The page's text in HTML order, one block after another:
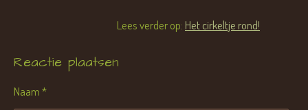
Lees verder op: Het cirkeltje rond!
Reactie plaatsen
Naam *